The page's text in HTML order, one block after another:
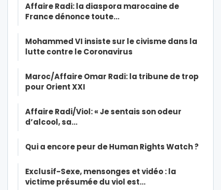
Affaire Radi: la diaspora marocaine de
France dénonce toute…
Mohammed VI insiste sur le civisme dans la
lutte contre le Coronavirus
Maroc/Affaire Omar Radi: la tribune de trop
pour Orient XXI
Affaire Radi/Viol: « Je sentais son odeur
d’alcool, sa…
Qui a encore peur de Human Rights Watch ?
Exclusif-Sexe, mensonges et vidéo : la
victime présumée du viol est…